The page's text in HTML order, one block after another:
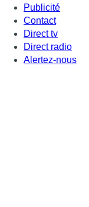
Publicité
Contact
Direct tv
Direct radio
Alertez-nous